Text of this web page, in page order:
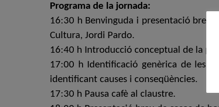
Programa de la jornada:
16:30 h Benvinguda i presentació breu
Cultura, Jordi Pardo.
16:40 h Introducció conceptual de la
17:00 h Identificació genèrica de les
identificant causes i conseqüències.
17:30 h Pausa cafè al claustre.